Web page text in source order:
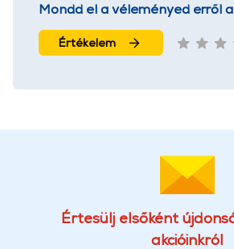
Mondd el a véleményed erről
Értékelem
Értesülj elsőként
akcióinkról